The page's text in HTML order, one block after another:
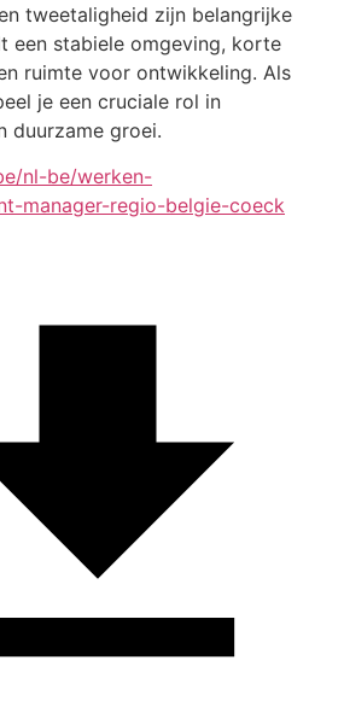
tweetaligheid zijn belangrijke
een stabiele omgeving, korte
ruimte voor ontwikkeling. Als
je een cruciale rol in
duurzame groei.
nl-be/werken-
manager-regio-belgie-coeck